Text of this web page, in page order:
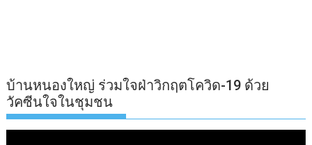
บ้านหนองใหญ่ ร่วมใจฝ่าวิกฤตโควิด-19 ด้วย
วัคซีนใจในชุมชน